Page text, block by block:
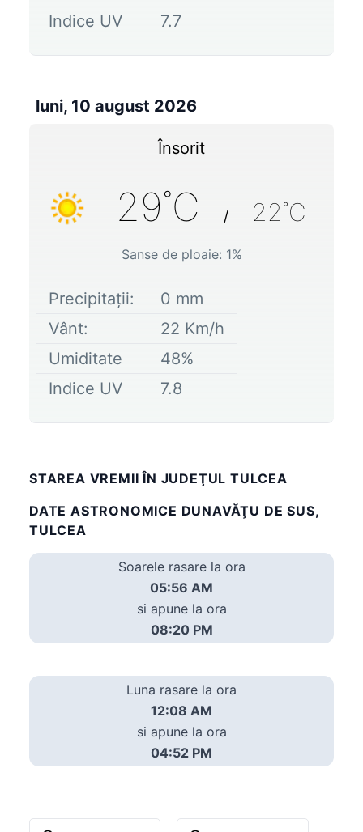
Indice UV
7.7
luni, 10 august 2026
Însorit
29˚C / 22˚C
Sanse de ploaie: 1%
Precipitații: 0 mm
Vânt:
22 Km/h
Umiditate
48%
Indice UV
7.8
STAREA VREMII ÎN JUDEŢUL TULCEA
DATE ASTRONOMICE DUNAVĂŢU DE SUS,
TULCEA
Soarele rasare la ora
05:56 AM
si apune la ora
08:20 PM
Luna rasare la ora
12:08 AM
si apune la ora
04:52 PM